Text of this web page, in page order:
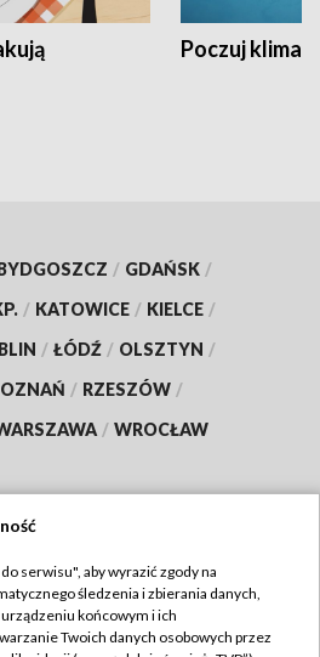
Poczuj klimat
/ GDAŃSK /
/ KATOWICE / KIELCE /
/ ŁÓDŹ / OLSZTYN /
/ RZESZÓW /
/ WROCŁAW
TVP
TVP
serwisu", aby wyrazić zgody na
śledzenia i zbierania danych,
końcowym i ich
Twoich danych osobowych przez